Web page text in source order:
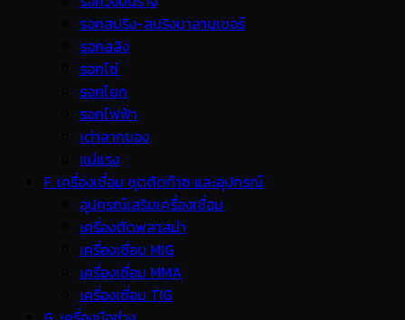
รอกสปริง-สปริงบาลานเซอร์
รอกสลิง
รอกโซ่
รอกโยก
รอกไฟฟ้า
เต่าลากของ
แม่แรง
F. เครื่องเชื่อม ชุดตัดก๊าซ และอุปกรณ์
อุปกรณ์เสริมเครื่องเชื่อม
เครื่องตัดพลาสม่า
เครื่องเชื่อม MIG
เครื่องเชื่อม MMA
เครื่องเชื่อม TIG